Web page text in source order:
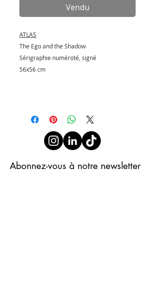
Vendu
ATLAS
The Ego and the Shadow
Sérigraphie numéroté, signé
56x56 cm
Abonnez-vous à notre newsletter